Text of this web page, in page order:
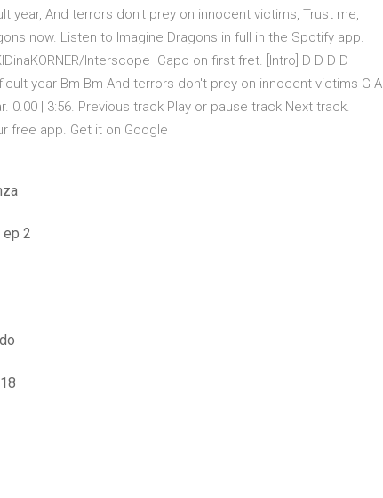
year, And terrors don't prey on innocent victims, Trust me,
now. Listen to Imagine Dragons in full in the Spotify app.
Interscope Capo on first fret. [Intro] D D D D
year Bm Bm And terrors don't prey on innocent victims G A
0.00 | 3:56. Previous track Play or pause track Next track.
free app. Get it on Google
ep 2